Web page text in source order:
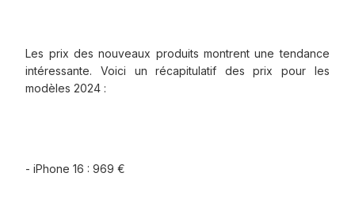
Les prix des nouveaux produits montrent une tendance
intéressante. Voici un récapitulatif des prix pour les
modèles 2024 :
- iPhone 16 : 969 €